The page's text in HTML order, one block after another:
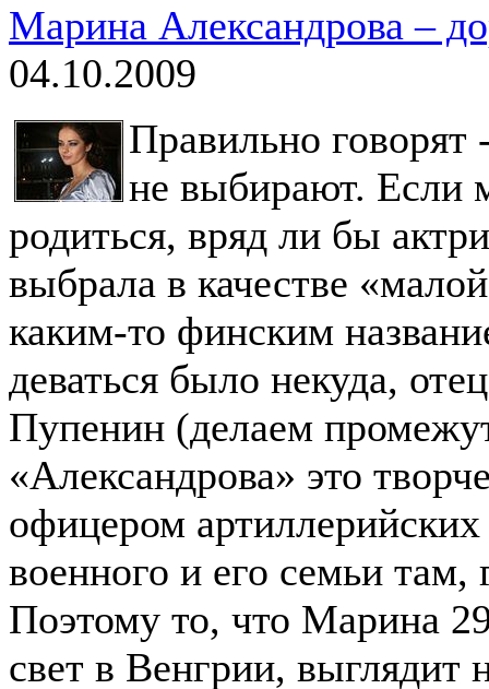
Марина Александрова –
04.10.2009
Правильно говорят
не выбирают. Если
родиться, вряд ли бы
выбрала в качестве
каким-то финским
деваться было некуда,
Пупенин (делаем
«Александрова» это
офицером
военного и его семьи там,
Поэтому то, что Марина
свет в Венгрии,